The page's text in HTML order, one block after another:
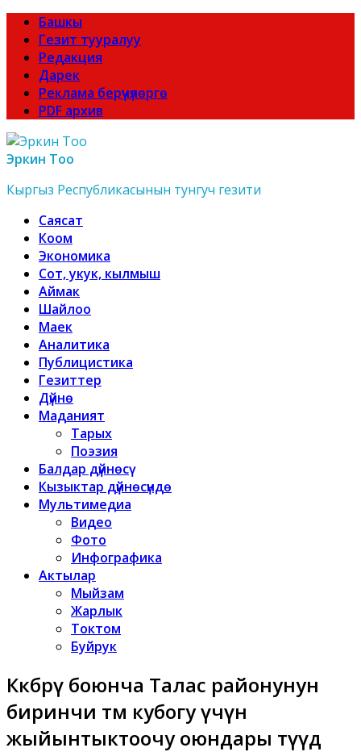
Башкы
Гезит тууралуу
Редакция
Дарек
Реклама берүүчүлөргө
PDF архив
Эркин Тоо
Кыргыз Республикасынын тунгуч гезити
Саясат
Коом
Экономика
Сот, укук, кылмыш
Аймак
Шайлоо
Маек
Аналитика
Публицистика
Гезиттер
Дүйнө
Маданият
Тарых
Поэзия
Балдар дүйнөсү
Кызыктар дүйнөсүндө
Мультимедиа
Видео
Фото
Инфографика
Актылар
Мыйзам
Жарлык
Токтом
Буйрук
Көкбөрү боюнча Талас районунун
биринчи өтмө кубогу үчүн
жыйынтыктоочу оюндары өтүүдө